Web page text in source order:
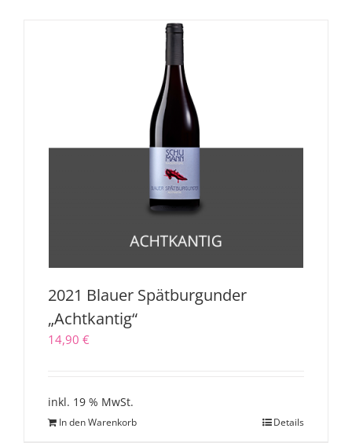
2021 Blauer Spätburgunder
„Achtkantig“
14,90 €
inkl. 19 % MwSt.
In den Warenkorb Details